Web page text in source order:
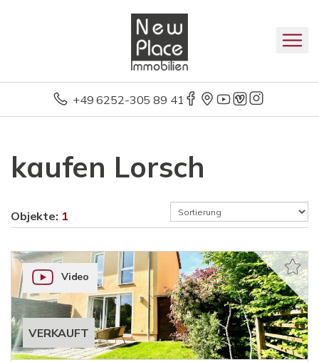
+49 6252-305 89 41
kaufen Lorsch
Objekte: 1
VERKAUFT
Video